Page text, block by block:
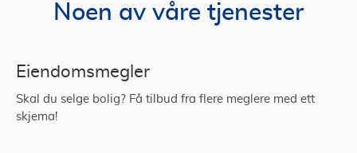
Noen av våre tjenester
Eiendomsmegler
Skal du selge bolig? Få tilbud fra flere meglere med ett
skjema!